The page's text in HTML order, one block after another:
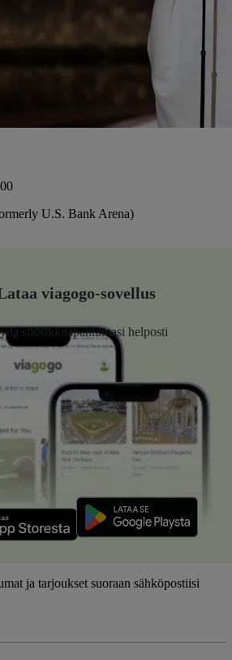
U.S. Bank Arena)
viagogo-sovellus
suosikkitapahtumasi helposti
ja tarjoukset suoraan sähköpostiisi